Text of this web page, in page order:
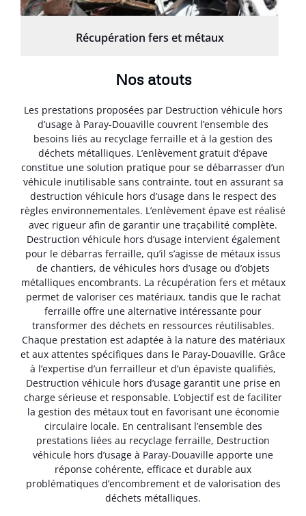
Récupération fers et métaux
Nos atouts
Les prestations proposées par Destruction véhicule hors
d’usage à Paray-Douaville couvrent l’ensemble des
besoins liés au recyclage ferraille et à la gestion des
déchets métalliques. L’enlèvement gratuit d’épave
constitue une solution pratique pour se débarrasser d’un
véhicule inutilisable sans contrainte, tout en assurant sa
destruction véhicule hors d’usage dans le respect des
règles environnementales. L’enlèvement épave est réalisé
avec rigueur afin de garantir une traçabilité complète.
Destruction véhicule hors d’usage intervient également
pour le débarras ferraille, qu’il s’agisse de métaux issus
de chantiers, de véhicules hors d’usage ou d’objets
métalliques encombrants. La récupération fers et métaux
permet de valoriser ces matériaux, tandis que le rachat
ferraille offre une alternative intéressante pour
transformer des déchets en ressources réutilisables.
Chaque prestation est adaptée à la nature des matériaux
et aux attentes spécifiques dans le Paray-Douaville. Grâce
à l’expertise d’un ferrailleur et d’un épaviste qualifiés,
Destruction véhicule hors d’usage garantit une prise en
charge sérieuse et responsable. L’objectif est de faciliter
la gestion des métaux tout en favorisant une économie
circulaire locale. En centralisant l’ensemble des
prestations liées au recyclage ferraille, Destruction
véhicule hors d’usage à Paray-Douaville apporte une
réponse cohérente, efficace et durable aux
problématiques d’encombrement et de valorisation des
déchets métalliques.